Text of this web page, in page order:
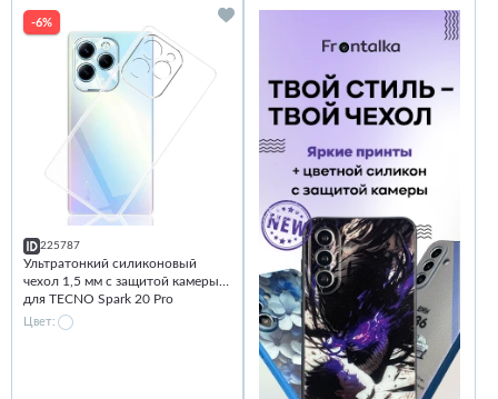
-6%
225787
Ультратонкий силиконовый
чехол 1,5 мм с защитой камеры
для TECNO Spark 20 Pro
Цвет: